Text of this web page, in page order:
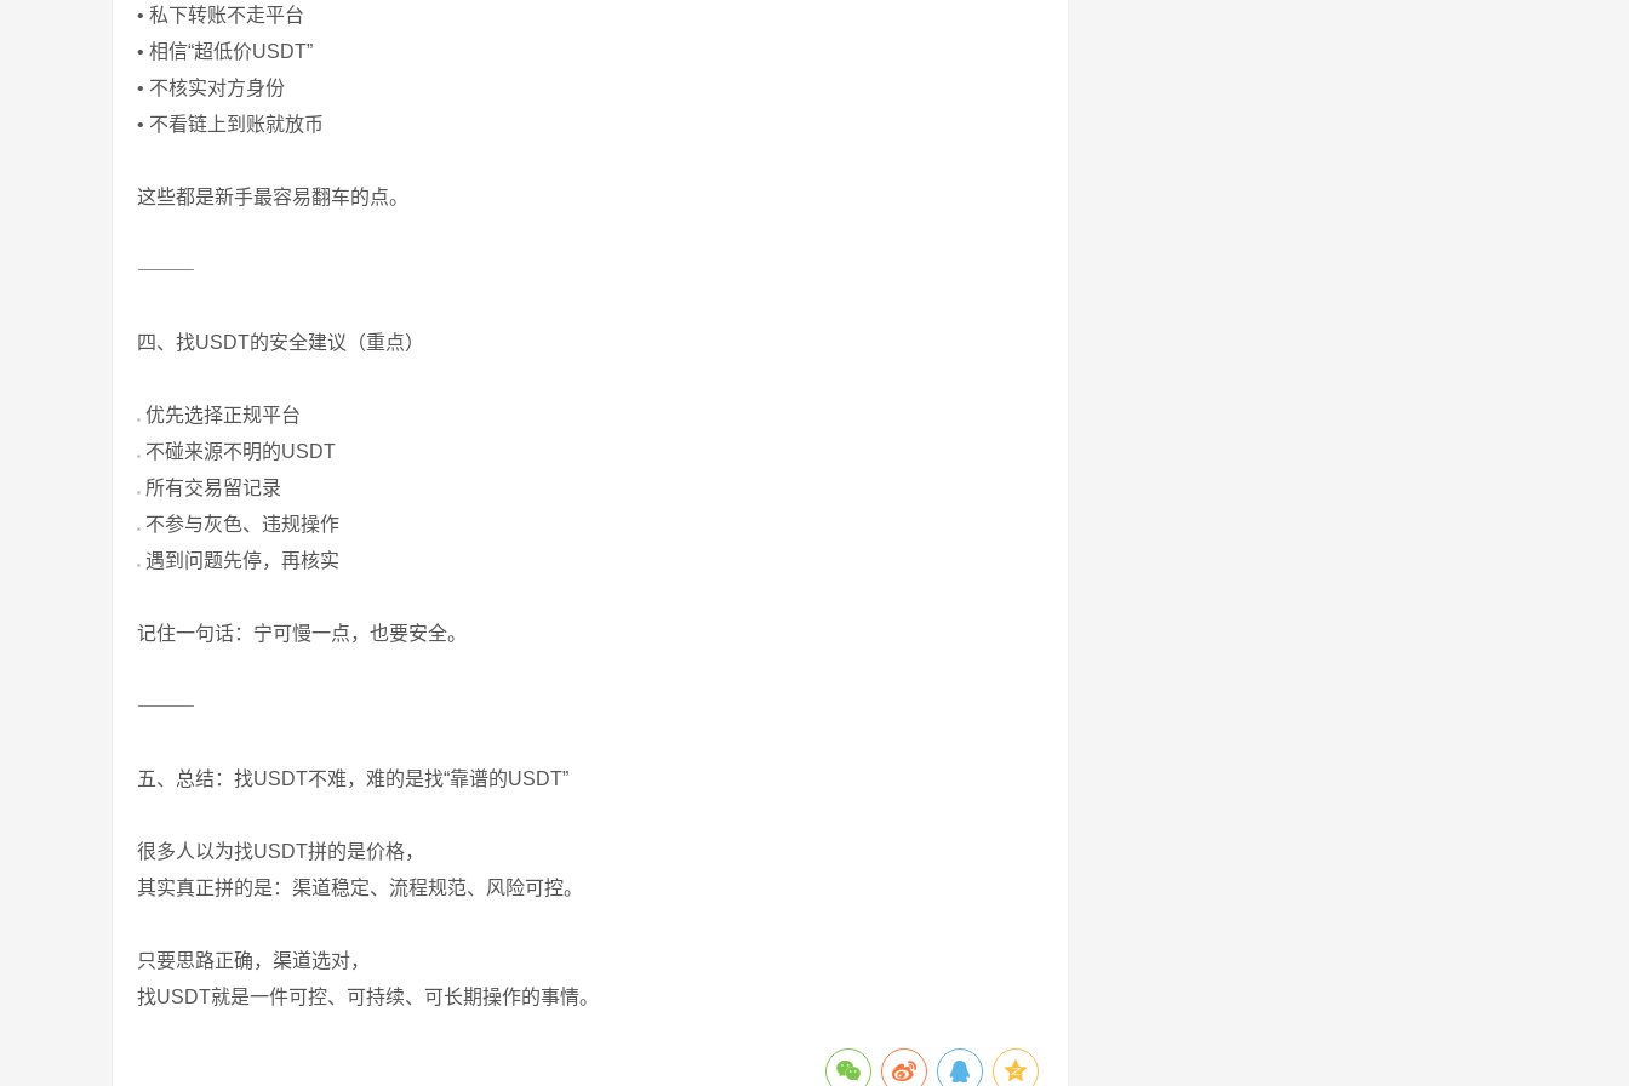
• 私下转账不走平台
• 相信“超低价USDT”
• 不核实对方身份
• 不看链上到账就放币
这些都是新手最容易翻车的点。
⸻
四、找USDT的安全建议（重点）
优先选择正规平台
不碰来源不明的USDT
所有交易留记录
不参与灰色、违规操作
遇到问题先停，再核实
记住一句话：宁可慢一点，也要安全。
⸻
五、总结：找USDT不难，难的是找“靠谱的USDT”
很多人以为找USDT拼的是价格，
其实真正拼的是：渠道稳定、流程规范、风险可控。
只要思路正确，渠道选对，
找USDT就是一件可控、可持续、可长期操作的事情。